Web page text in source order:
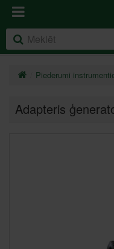
Piederumi
Adapteris